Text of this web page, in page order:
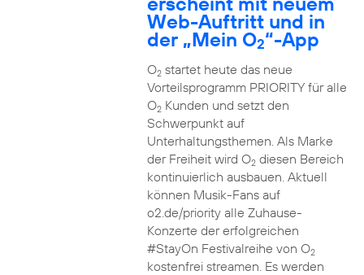
Web-Auftritt und in
der „Mein O2“-App
O2startet heute das neue
Vorteilsprogramm PRIORITY für alle
O2Kunden und setzt den
Schwerpunkt auf
Unterhaltungsthemen. Als Marke
der Freiheit wird O2diesen Bereich
kontinuierlich ausbauen. Aktuell
können Musik-Fans auf
o2.de/priority alle Zuhause-
Konzerte der erfolgreichen
#StayOn Festivalreihe von O2
kostenfrei streamen. Es werden